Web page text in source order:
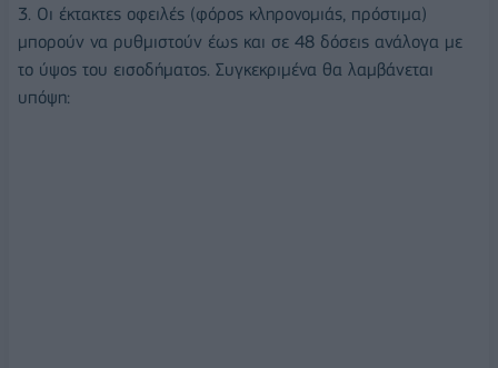
3. Οι έκτακτες οφειλές (φόρος κληρονομιάς, πρόστιμα)
μπορούν να ρυθμιστούν έως και σε 48 δόσεις ανάλογα με
το ύψος του εισοδήματος. Συγκεκριμένα θα λαμβάνεται
υπόψη: